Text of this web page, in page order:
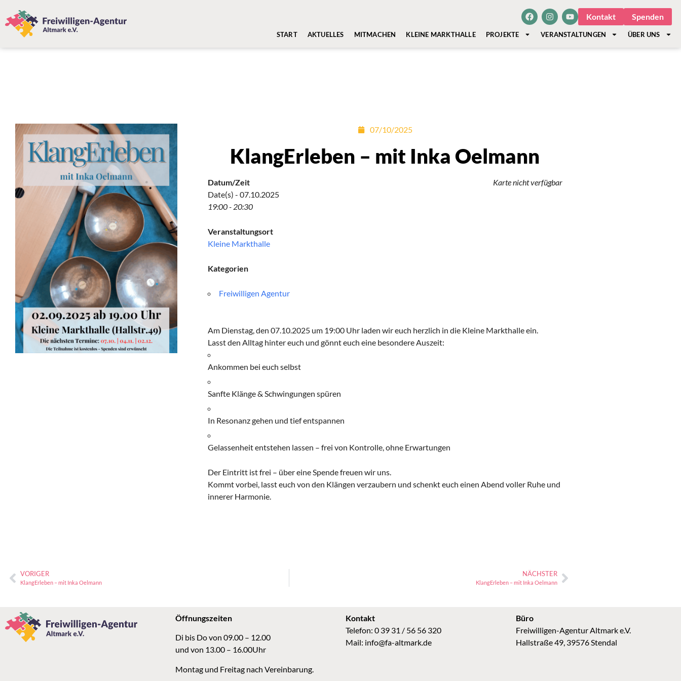
Kontakt Spenden
START AKTUELLES MITMACHEN KLEINE MARKTHALLE PROJEKTE VERANSTALTUNGEN ÜBER UNS
07/10/2025
KlangErleben – mit Inka Oelmann
Karte nicht verfügbar
Datum/Zeit
Date(s) - 07.10.2025
19:00 - 20:30
Veranstaltungsort
Kleine Markthalle
Kategorien
Freiwilligen Agentur
Am Dienstag, den 07.10.2025 um 19:00 Uhr laden wir euch herzlich in die Kleine Markthalle ein.
Lasst den Alltag hinter euch und gönnt euch eine besondere Auszeit:
Ankommen bei euch selbst
Sanfte Klänge & Schwingungen spüren
In Resonanz gehen und tief entspannen
Gelassenheit entstehen lassen – frei von Kontrolle, ohne Erwartungen
Der Eintritt ist frei – über eine Spende freuen wir uns.
Kommt vorbei, lasst euch von den Klängen verzaubern und schenkt euch einen Abend voller Ruhe und
innerer Harmonie.
VORIGER
KlangErleben – mit Inka Oelmann
NÄCHSTER
KlangErleben – mit Inka Oelmann
Öffnungszeiten
Di bis Do von 09.00 – 12.00
und von 13.00 – 16.00Uhr
Montag und Freitag nach Vereinbarung.
Kontakt
Telefon: 0 39 31 / 56 56 320
Mail: info@fa-altmark.de
Büro
Freiwilligen-Agentur Altmark e.V.
Hallstraße 49, 39576 Stendal